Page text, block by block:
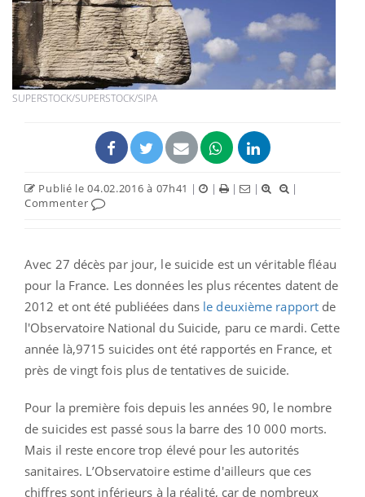
SUPERSTOCK/SUPERSTOCK/SIPA
Publié le 04.02.2016 à 07h41 | | | |
|
Commenter
Avec 27 décès par jour, le suicide est un véritable fléau
pour la France. Les données les plus récentes datent de
2012 et ont été publiéées dans le deuxième rapport de
l'Observatoire National du Suicide, paru ce mardi. Cette
année là,9715 suicides ont été rapportés en France, et
près de vingt fois plus de tentatives de suicide.
Pour la première fois depuis les années 90, le nombre
de suicides est passé sous la barre des 10 000 morts.
Mais il reste encore trop élevé pour les autorités
sanitaires. L’Observatoire estime d'ailleurs que ces
chiffres sont inférieurs à la réalité, car de nombreux